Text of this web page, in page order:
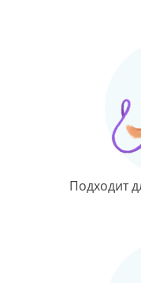
Подходит